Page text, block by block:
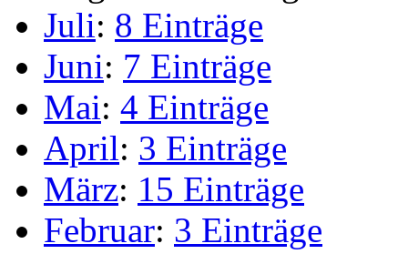
Juli: 8 Einträge
Juni: 7 Einträge
Mai: 4 Einträge
April: 3 Einträge
März: 15 Einträge
Februar: 3 Einträge